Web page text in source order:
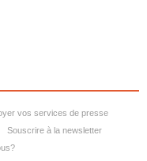
vos services de presse
Souscrire à la newsletter